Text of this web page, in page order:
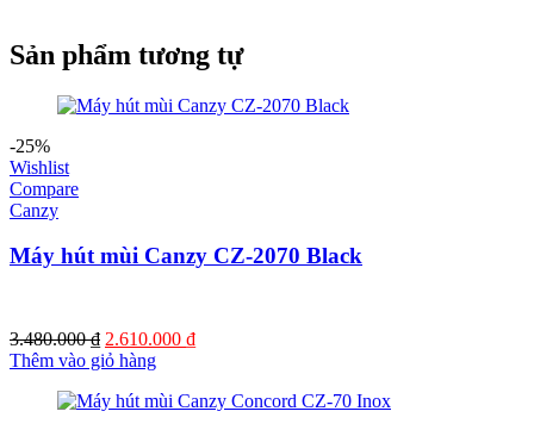
Sản phẩm tương tự
-25%
Wishlist
Compare
Canzy
Máy hút mùi Canzy CZ-2070 Black
3.480.000₫ Giá
gốc
3.480.000 ₫.
2.610.000 ₫Giá
là:
Thêm vào giỏ hàng